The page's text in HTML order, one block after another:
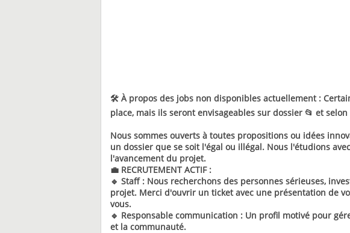
🛠️ À propos des jobs non disponibles actuellement :
place, mais ils seront envisageables sur dossier 📂 et
Nous sommes ouverts à toutes propositions ou idées
un dossier que se soit l'égal ou illégal. Nous l'étudions
l'avancement du projet.
💼 RECRUTEMENT ACTIF :
🔹 Staff : Nous recherchons des personnes sérieuses,
projet. Merci d'ouvrir un ticket avec une présentation de
vous.
🔹 Responsable communication : Un profil motivé pour
et la communauté.